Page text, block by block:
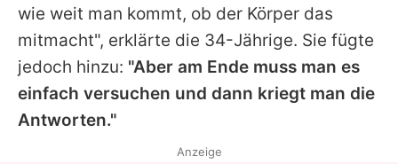
wie weit man kommt, ob der Körper das
mitmacht", erklärte die 34-Jährige. Sie fügte
jedoch hinzu: "Aber am Ende muss man es
einfach versuchen und dann kriegt man die
Antworten."
Anzeige